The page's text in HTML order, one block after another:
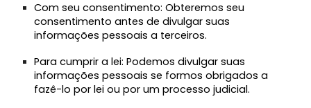
Com seu consentimento: Obteremos seu
consentimento antes de divulgar suas
informações pessoais a terceiros.
Para cumprir a lei: Podemos divulgar suas
informações pessoais se formos obrigados a
fazê-lo por lei ou por um processo judicial.